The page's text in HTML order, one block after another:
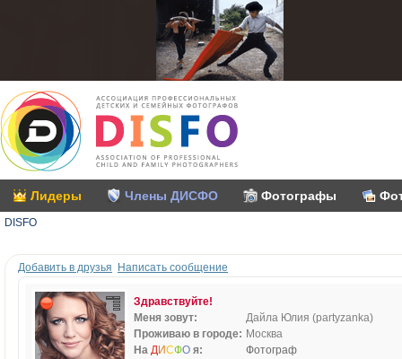
Лидеры Члены ДИСФО Фотографы
DISFO
Добавить в друзья Написать сообщение
Здравствуйте!
Меня зовут:
Дайла Юлия (partyzanka)
Проживаю в городе: Москва
На ДИСФО я:
Фотограф